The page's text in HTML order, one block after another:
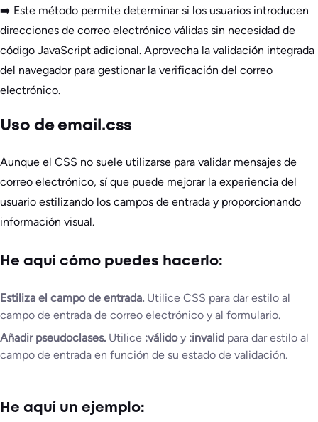
➡️ Este método permite determinar si los usuarios introducen
direcciones de correo electrónico válidas sin necesidad de
código JavaScript adicional. Aprovecha la validación integrada
del navegador para gestionar la verificación del correo
electrónico.
Uso de email.css
Aunque el CSS no suele utilizarse para validar mensajes de
correo electrónico, sí que puede mejorar la experiencia del
usuario estilizando los campos de entrada y proporcionando
información visual.
He aquí cómo puedes hacerlo:
Estiliza el campo de entrada. Utilice CSS para dar estilo al
campo de entrada de correo electrónico y al formulario.
Añadir pseudoclases. Utilice :válidoy :invalid para dar estilo al
campo de entrada en función de su estado de validación.
He aquí un ejemplo: